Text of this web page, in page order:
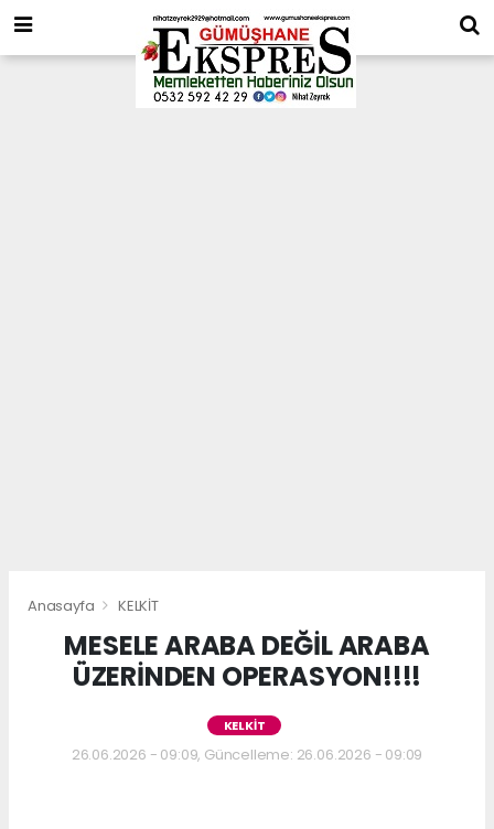
Anasayfa KELKİT
MESELE ARABA DEĞİL ARABA
ÜZERİNDEN OPERASYON!!!!
KELKİT
26.06.2026 - 09:09, Güncelleme: 26.06.2026 - 09:09